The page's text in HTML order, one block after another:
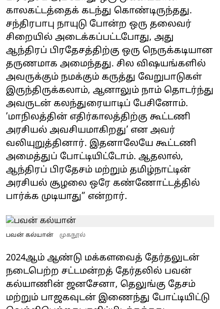
காலகட்டத்தைக் கடந்து கொண்டிருந்தது.
சந்திரபாபு நாயுடு போன்ற ஒரு தலைவர்
சிறையில் அடைக்கப்பட்டபோது, ​​அது
ஆந்திரப் பிரதேசத்திற்கு ஒரு நெருக்கடியான
தருணமாக அமைந்தது. சில விஷயங்களில்
அவருக்கும் நமக்கும் கருத்து வேறுபாடுகள்
இருந்திருக்கலாம், ஆனாலும் நாம் தொடர்ந்து
அவருடன் கலந்துரையாடிப் பேசினோம்.
’மாநிலத்தின் எதிர்காலத்திற்கு கூட்டணி
அரசியல் அவசியமாகிறது’ என அவர்
வலியுறுத்தினார். இதனாலேயே கூட்டணி
அமைத்துப் போட்டியிட்டோம். ஆதலால்,
ஆந்திரப் பிரதேசம் மற்றும் தமிழ்நாட்டின்
அரசியல் சூழலை ஒரே கண்ணோட்டத்தில்
பார்க்க முடியாது” என்றார்.
பவன் கல்யான் முகநூல்
2024ஆம் ஆண்டு மக்களவைத் தேர்தலுடன்
நடைபெற்ற சட்டமன்றத் தேர்தலில் பவன்
கல்யாணின் ஜனசேனா, தெலுங்கு தேசம்
மற்றும் பாஜகவுடன் இணைந்து போட்டியிட்டு